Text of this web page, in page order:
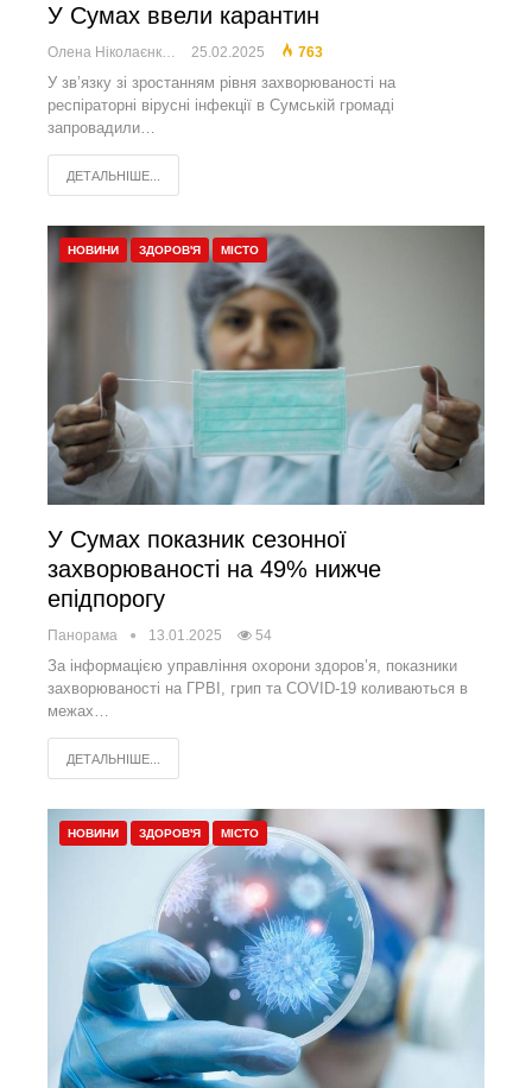
У Сумах ввели карантин
25.02.2025 763
У зв’язку зі зростанням рівня захворюваності на
респіраторні вірусні інфекції в Сумській громаді
запровадили…
ДЕТАЛЬНІШЕ...
НОВИНИ ЗДОРОВ'Я МІСТО
У Сумах показник сезонної
захворюваності на 49% нижче
епідпорогу
Панорама 13.01.2025 54
За інформацією управління охорони здоров’я, показники
захворюваності на ГРВІ, грип та COVID-19 коливаються в
межах…
ДЕТАЛЬНІШЕ...
НОВИНИ ЗДОРОВ'Я МІСТО